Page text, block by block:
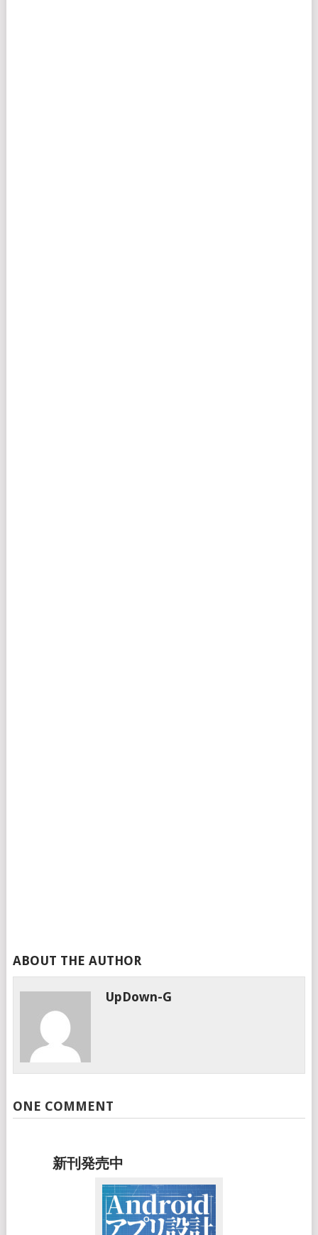
ABOUT THE AUTHOR
UpDown-G
ONE COMMENT
新刊発売中